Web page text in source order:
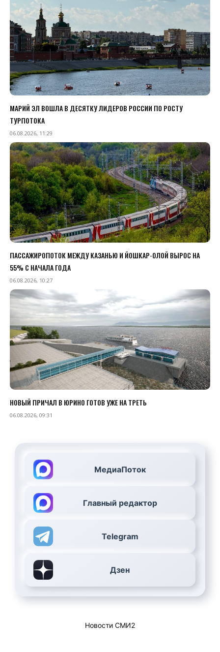
МАРИЙ ЭЛ ВОШЛА В ДЕСЯТКУ ЛИДЕРОВ РОССИИ ПО РОСТУ
ТУРПОТОКА
06.08.2026, 11:29
ПАССАЖИРОПОТОК МЕЖДУ КАЗАНЬЮ И ЙОШКАР-ОЛОЙ ВЫРОС НА
55% С НАЧАЛА ГОДА
06.08.2026, 10:27
НОВЫЙ ПРИЧАЛ В ЮРИНО ГОТОВ УЖЕ НА ТРЕТЬ
06.08.2026, 09:31
МедиаПоток
Главный редактор
Telegram
Дзен
Новости СМИ2